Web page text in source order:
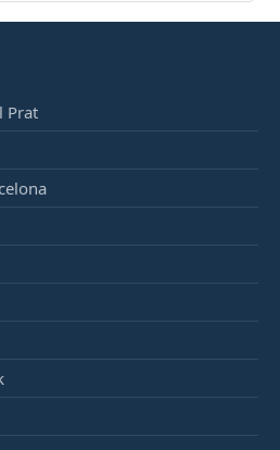
Prat